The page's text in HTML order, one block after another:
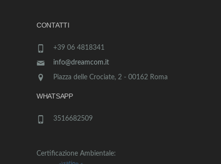
CONTATTI
+39 06 4818341
info@dreamcom.it
Piazza delle Crociate, 2 - 00162 Roma
WHATSAPP
3516682509
Certificazione Ambientale: